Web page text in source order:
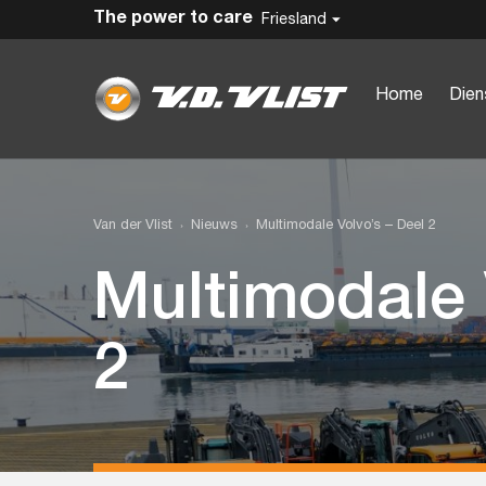
Friesland
Home
The power to care
Van der Vlist Nieuws Multimodale Volvo’s – Deel 2
Multimodale
2